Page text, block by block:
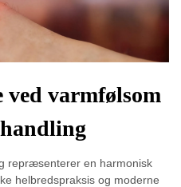
ved varmfølsom
repræsenterer en harmonisk
helbredspraksis og moderne